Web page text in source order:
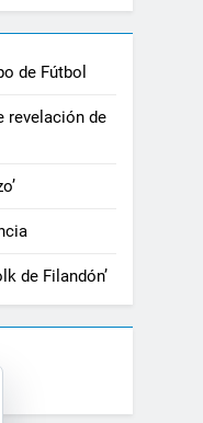
de Fútbol
revelación de
de Filandón’